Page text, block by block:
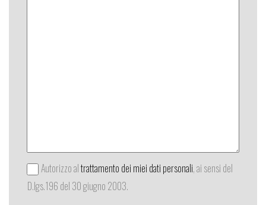
Autorizzo altrattamento dei miei dati personali, ai sensi del
D.lgs.196 del 30 giugno 2003.